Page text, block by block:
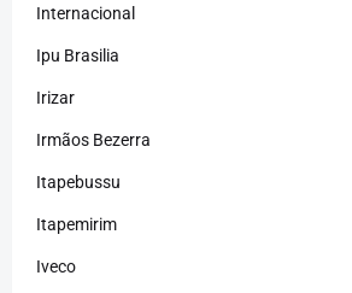
Internacional
Ipu Brasilia
Irizar
Irmãos Bezerra
Itapebussu
Itapemirim
Iveco